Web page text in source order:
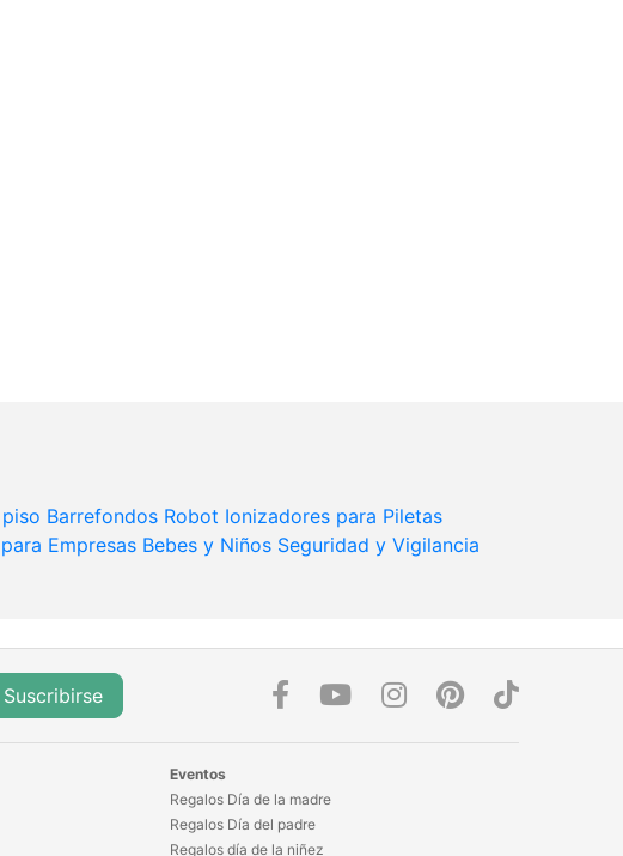
Barrefondos Robot Ionizadores para Piletas
Empresas Bebes y Niños Seguridad y Vigilancia
Suscribirse
Eventos
Regalos Día de la madre
Regalos Día del padre
Regalos día de la niñez